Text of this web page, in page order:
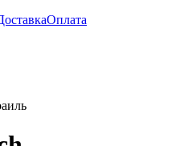
Оплата